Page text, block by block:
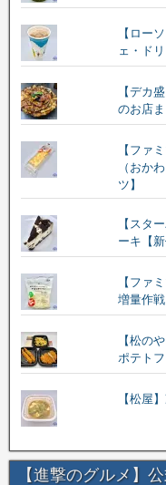
【ロー
ェ・ドリ
【デカ
のお店
【ファ
（おか
ツ】
【スタ
ーキ【
【ファ
増量作戦
【松の
ポテト
【松屋
【進撃のグルメ】